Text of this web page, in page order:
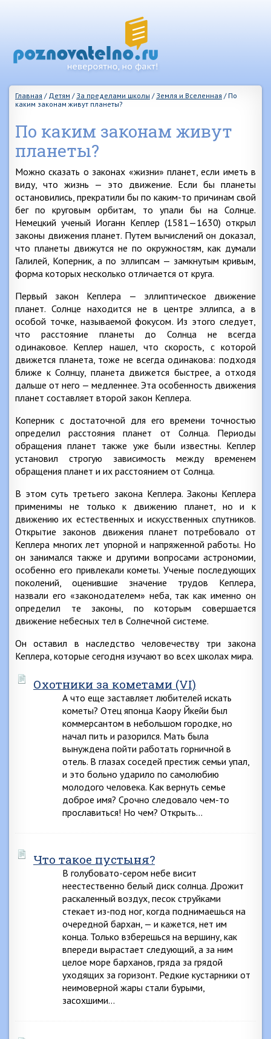
Главная / Детям / За пределами школы / Земля и Вселенная / По
каким законам живут планеты?
По каким законам живут
планеты?
Можно сказать о законах «жизни» планет, если иметь в
виду, что жизнь — это движение. Если бы планеты
остановились, прекратили бы по каким-то причинам свой
бег по круговым орбитам, то упали бы на Солнце.
Немецкий ученый Иоганн Кеплер (1581—1630) открыл
законы движения планет. Путем вычислений он доказал,
что планеты движутся не по окружностям, как думали
Галилей, Коперник, а по эллипсам — замкнутым кривым,
форма которых несколько отличается от круга.
Первый закон Кеплера — эллиптическое движение
планет. Солнце находится не в центре эллипса, а в
особой точке, называемой фокусом. Из этого следует,
что расстояние планеты до Солнца не всегда
одинаковое. Кеплер нашел, что скорость, с которой
движется планета, тоже не всегда одинакова: подходя
ближе к Солнцу, планета движется быстрее, а отходя
дальше от него — медленнее. Эта особенность движения
планет составляет второй закон Кеплера.
Коперник с достаточной для его времени точностью
определил расстояния планет от Солнца. Периоды
обращения планет также уже были известны. Кеплер
установил строгую зависимость между временем
обращения планет и их расстоянием от Солнца.
В этом суть третьего закона Кеплера. Законы Кеплера
применимы не только к движению планет, но и к
движению их естественных и искусственных спутников.
Открытие законов движения планет потребовало от
Кеплера многих лет упорной и напряженной работы. Но
он занимался также и другими вопросами астрономии,
особенно его привлекали кометы. Ученые последующих
поколений, оценившие значение трудов Кеплера,
назвали его «законодателем» неба, так как именно он
определил те законы, по которым совершается
движение небесных тел в Солнечной системе.
Он оставил в наследство человечеству три закона
Кеплера, которые сегодня изучают во всех школах мира.
Охотники за кометами (VI)
А что еще заставляет любителей искать
кометы? Отец японца Каору Йкейи был
коммерсантом в небольшом городке, но
начал пить и разорился. Мать была
вынуждена пойти работать горничной в
отель. В глазах соседей престиж семьи упал,
и это больно ударило по самолюбию
молодого человека. Как вернуть семье
доброе имя? Срочно следовало чем-то
прославиться! Но чем? Открыть…
Что такое пустыня?
В голубовато-сером небе висит
неестественно белый диск солнца. Дрожит
раскаленный воздух, песок струйками
стекает из-под ног, когда поднимаешься на
очередной бархан, — и кажется, нет им
конца. Только взберешься на вершину, как
впереди вырастает следующий, а за ним
целое море барханов, гряда за грядой
уходящих за горизонт. Редкие кустарники от
неимоверной жары стали бурыми,
засохшими…